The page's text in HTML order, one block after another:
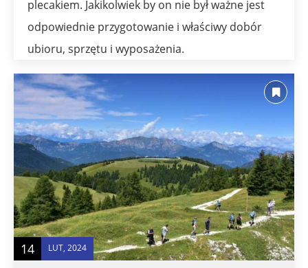
plecakiem. Jakikolwiek by on nie był ważne jest
odpowiednie przygotowanie i właściwy dobór
ubioru, sprzętu i wyposażenia.
14 LUT, 2024